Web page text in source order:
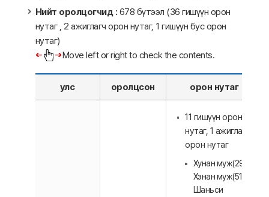
Нийт оролцогчид : 678 бүтээл (36 гишүүн орон
нутаг , 2 ажиглагч орон нутаг, 1 гишүүн бус орон
нутаг)
Move left or right to check the contents.
улс оролцсон орон нутаг
11 гишүүн орон
нутаг, 1 ажиглагч
орон нутаг
Хунан муж(29),
Хэнан муж(51),
Шаньси